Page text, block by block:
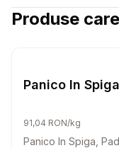
Produse
Panico In
91,04 RON/kg
Panico In Spiga,